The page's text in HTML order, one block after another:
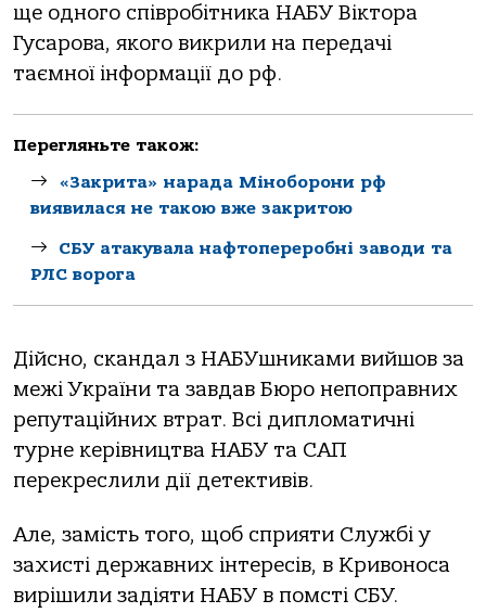
ще одного співробітника НАБУ Віктора
Гусарова, якого викрили на передачі
таємної інформації до рф.
Перегляньте також:
«Закрита» нарада Міноборони рф
виявилася не такою вже закритою
СБУ атакувала нафтопереробні заводи та
РЛС ворога
Дійсно, скандал з НАБУшниками вийшов за
межі України та завдав Бюро непоправних
репутаційних втрат. Всі дипломатичні
турне керівництва НАБУ та САП
перекреслили дії детективів.
Але, замість того, щоб сприяти Службі у
захисті державних інтересів, в Кривоноса
вирішили задіяти НАБУ в помсті СБУ.